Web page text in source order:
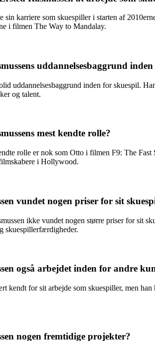
sin karriere som skuespiller i starten af
i filmen The Way to Mandalay.
uddannelsesbaggrund
uddannelsesbaggrund inden for skuespil.
og talent.
mest kendte rolle?
rolle er nok som Otto i filmen F9: The
i Hollywood.
vundet nogen priser for sit
ikke vundet nogen større priser for sit
skuespillerfærdigheder.
også arbejdet inden for andre
kendt for sit arbejde som skuespiller, men
nogen fremtidige projekter?